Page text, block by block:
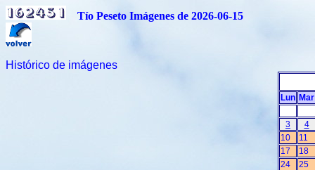
Tío Peseto Imágenes de 2026-06-15
Histórico de imágenes
Lun Mar
3
4
10
11
17
18
24
25